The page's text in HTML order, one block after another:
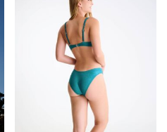
Izmerite prsni obseg. Šiviljski
položite čez hrbet v višini
izreza in čez prsi, v višini bradavic
vdolbine med prsmi. V razdelku 2.
boste prebrali, katera globina
ustreza vaši meri (A, B …) – iščite v
stolpcu, ki ste ga določili s
obsegom.